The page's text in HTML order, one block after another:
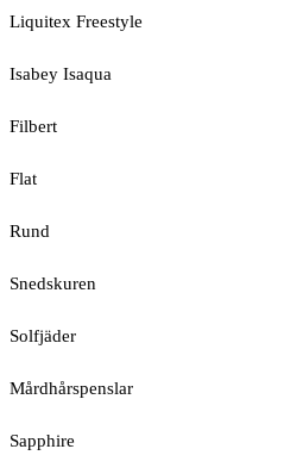
Liquitex Freestyle
Isabey Isaqua
Filbert
Flat
Rund
Snedskuren
Solfjäder
Mårdhårspenslar
Sapphire